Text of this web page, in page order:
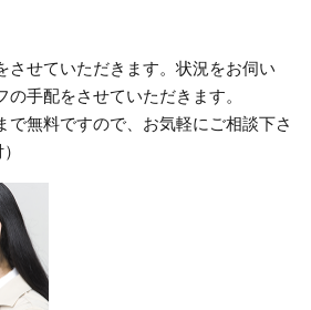
させていただきます。状況をお伺い
の手配をさせていただきます。
で無料ですので、お気軽にご相談下さ